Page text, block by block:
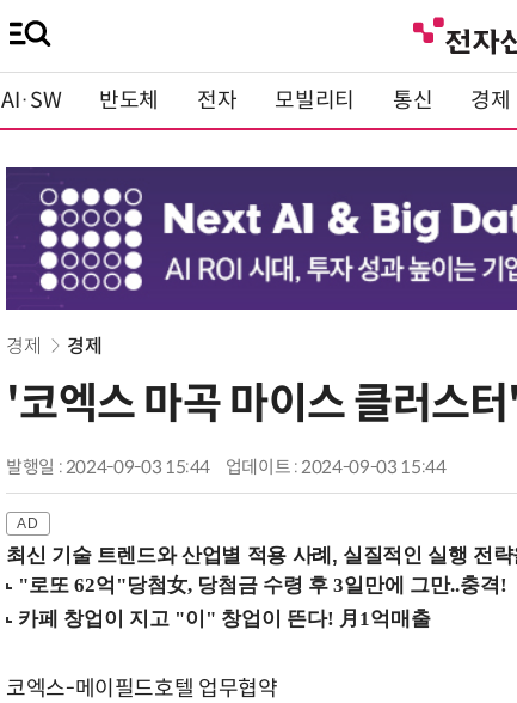
AI·SW 반도체 전자 모빌리티 통신 경제
경제 경제
'코엑스 마곡 마이스 클러스
발행일 : 2024-09-03 15:44 업데이트 : 2024-09-03 15:44
최신 기술 트렌드와 산업별 적용 사례, 실질적인 실행 전
코엑스-메이필드호텔 업무협약